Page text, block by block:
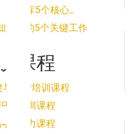
知识库5个核心工作
识库的5个关键工作
课程
运营培训课程
库培训课程
建能力课程